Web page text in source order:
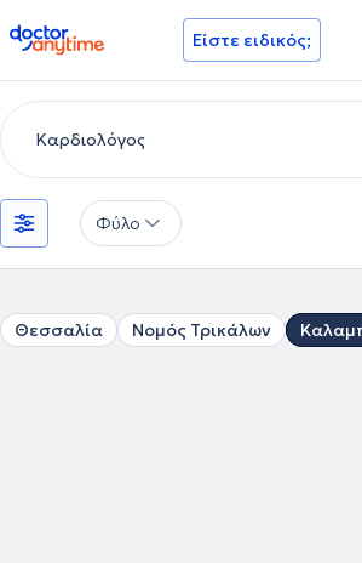
doctoranytime Είστε ειδικός;
Φύλο
Θεσσαλία Νομός Τρικάλων